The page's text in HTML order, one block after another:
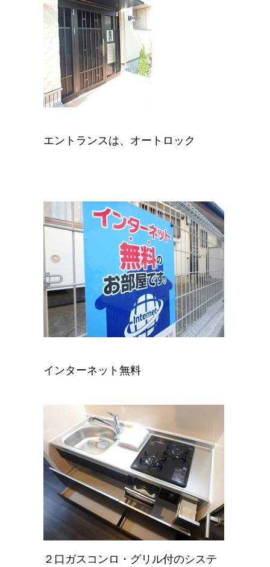
エントランスは、オートロック
インターネット無料
２口ガスコンロ・グリル付のシステ